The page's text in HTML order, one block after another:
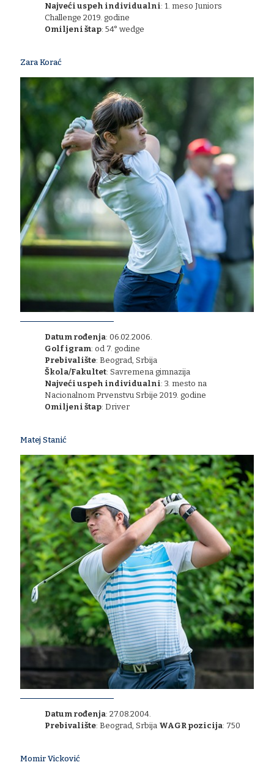
Najveći uspeh individualni: 1. meso Juniors
Challenge 2019. godine
Omiljeni štap: 54° wedge
Zara Korać
Datum rođenja: 06.02.2006.
​Golf igram: od 7. godine
Prebivalište: Beograd, Srbija
Škola/Fakultet: Savremena gimnazija
Najveći uspeh individualni: 3. mesto na
Nacionalnom Prvenstvu Srbije 2019. godine
Omiljeni štap: Driver
Matej Stanić
Datum rođenja: 27.08.2004.
​Prebivalište: Beograd, Srbija WAGR pozicija: 750
Momir Vicković